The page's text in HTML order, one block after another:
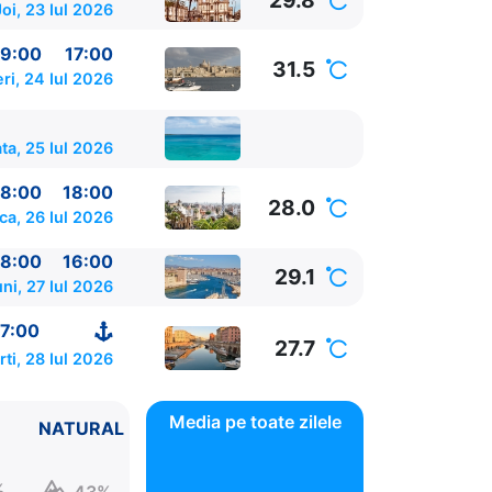
23 Iul 2026
17:00
24 Iul 2026 31.5
25 Iul 2026
18:00
26 Iul 2026 28.0
16:00
27 Iul 2026 29.1
28 Iul 2026 27.7
NATURAL Media pe toate zilele